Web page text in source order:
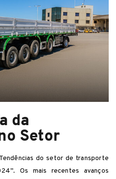
da
Setor
do setor de transporte
Os mais recentes avanços